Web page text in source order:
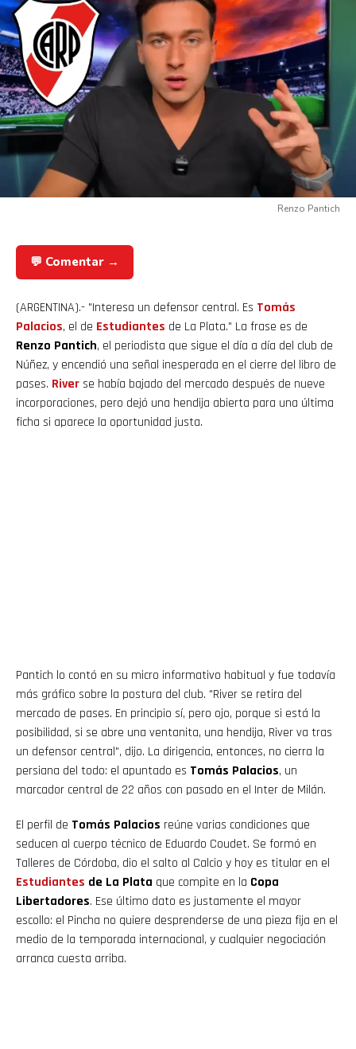
Renzo Pantich
💬 Comentar →
(ARGENTINA).- "Interesa un defensor central. Es Tomás
Palacios, el de Estudiantes de La Plata." La frase es de
Renzo Pantich, el periodista que sigue el día a día del club de
Núñez, y encendió una señal inesperada en el cierre del libro de
pases. Riverse había bajado del mercado después de nueve
incorporaciones, pero dejó una hendija abierta para una última
ficha si aparece la oportunidad justa.
Pantich lo contó en su micro informativo habitual y fue todavía
más gráfico sobre la postura del club. "River se retira del
mercado de pases. En principio sí, pero ojo, porque si está la
posibilidad, si se abre una ventanita, una hendija, River va tras
un defensor central", dijo. La dirigencia, entonces, no cierra la
persiana del todo: el apuntado es Tomás Palacios, un
marcador central de 22 años con pasado en el Inter de Milán.
El perfil de Tomás Palacios reúne varias condiciones que
seducen al cuerpo técnico de Eduardo Coudet. Se formó en
Talleres de Córdoba, dio el salto al Calcio y hoy es titular en el
Estudiantes de La Plata que compite en la Copa
Libertadores. Ese último dato es justamente el mayor
escollo: el Pincha no quiere desprenderse de una pieza fija en el
medio de la temporada internacional, y cualquier negociación
arranca cuesta arriba.